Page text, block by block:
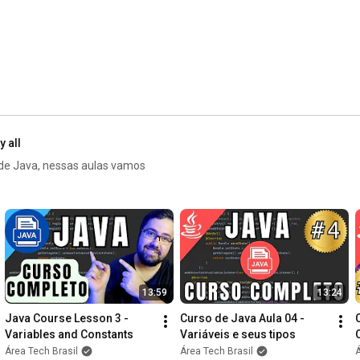
Video Chapters:
01:44
03:25
05:04 - What is Programming Logic in Practice?
06:42
08:00
09:14
10:33 - The Power of Consistency: 1 Hour a Day
all
Java, nessas aulas vamos
13:59
Java Course Lesson 3 -
Variables and Constants
Área Tech Brasil
13:24
Curso de Java Aula 04 -
Variáveis e seus tipos
Área Tech Brasil